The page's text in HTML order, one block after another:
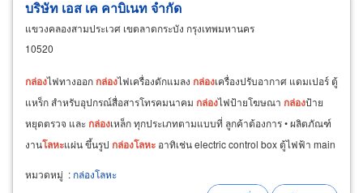
บริษัท เอส เค คาบิเนท จำกัด
แขวงคลองสามประเวศ เขตลาดกระบัง กรุงเทพมหานคร
10520
กล่องไฟทางออก กล่องไฟเครื่องดักแมลง กล่องเครื่องปรับอากาศ แดมเปอร์ ตู้
แหร็ก สำหรับอุปกรณ์สื่อสารโทรคมนาคม กล่องไฟป้ายโฆษณา กล่องป้าย
หยุดตรวจ และ กล่องเหล็ก ทุกประเภทตามแบบที่ ลูกค้าต้องการ • ผลิตภัณฑ์
งานโลหะแผ่น ขึ้นรูป กล่องโลหะ อาทิเช่น electric control box ตู้ไฟฟ้า main
หมวดหมู่ : กล่องโลหะ